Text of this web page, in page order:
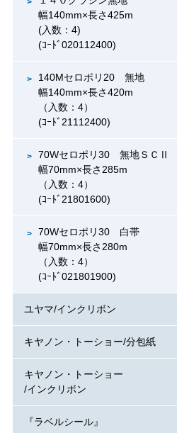
幅140mm×長さ425m
(入数：4)
(ｺｰﾄﾞ020112400)
140Mセロポリ20 無地
幅140mm×長さ420m
（入数：4）
(ｺｰﾄﾞ21112400)
70Wセロポリ30 無地ＳＣⅡ
幅70mm×長さ285m
（入数：4）
(ｺｰﾄﾞ21801600)
70Wセロポリ30 白帯
幅70mm×長さ280m
（入数：4）
(ｺｰﾄﾞ021801900)
ユヤマ/インクリボン
キヤノン・トーショー/分包紙
キヤノン・トーショー
/インクリボン
『ラベルシール』